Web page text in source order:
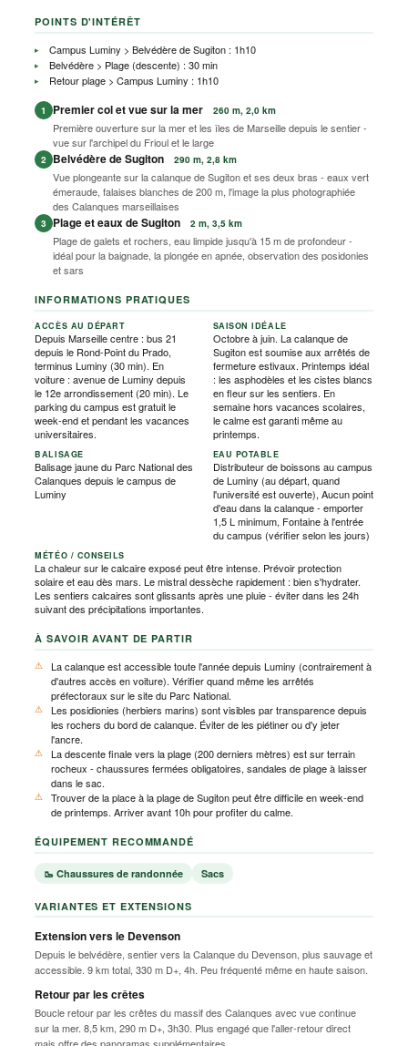
POINTS D'INTÉRÊT
Campus Luminy > Belvédère de Sugiton : 1h10
Belvédère > Plage (descente) : 30 min
Retour plage > Campus Luminy : 1h10
1 Premier col et vue sur la mer 260 m, 2,0 km
Première ouverture sur la mer et les îles de Marseille depuis le sentier -
vue sur l'archipel du Frioul et le large
2 Belvédère de Sugiton 290 m, 2,8 km
Vue plongeante sur la calanque de Sugiton et ses deux bras - eaux vert
émeraude, falaises blanches de 200 m, l'image la plus photographiée
des Calanques marseillaises
3 Plage et eaux de Sugiton 2 m, 3,5 km
Plage de galets et rochers, eau limpide jusqu'à 15 m de profondeur -
idéal pour la baignade, la plongée en apnée, observation des posidonies
et sars
INFORMATIONS PRATIQUES
ACCÈS AU DÉPART
Depuis Marseille centre : bus 21
depuis le Rond-Point du Prado,
terminus Luminy (30 min). En
voiture : avenue de Luminy depuis
le 12e arrondissement (20 min). Le
parking du campus est gratuit le
week-end et pendant les vacances
universitaires.
SAISON IDÉALE
Octobre à juin. La calanque de
Sugiton est soumise aux arrêtés de
fermeture estivaux. Printemps idéal
: les asphodèles et les cistes blancs
en fleur sur les sentiers. En
semaine hors vacances scolaires,
le calme est garanti même au
printemps.
BALISAGE
Balisage jaune du Parc National des
Calanques depuis le campus de
Luminy
EAU POTABLE
Distributeur de boissons au campus
de Luminy (au départ, quand
l'université est ouverte), Aucun point
d'eau dans la calanque - emporter
1,5 L minimum, Fontaine à l'entrée
du campus (vérifier selon les jours)
MÉTÉO / CONSEILS
La chaleur sur le calcaire exposé peut être intense. Prévoir protection
solaire et eau dès mars. Le mistral dessèche rapidement : bien s'hydrater.
Les sentiers calcaires sont glissants après une pluie - éviter dans les 24h
suivant des précipitations importantes.
À SAVOIR AVANT DE PARTIR
La calanque est accessible toute l'année depuis Luminy (contrairement à
d'autres accès en voiture). Vérifier quand même les arrêtés
préfectoraux sur le site du Parc National.
Les posidionies (herbiers marins) sont visibles par transparence depuis
les rochers du bord de calanque. Éviter de les piétiner ou d'y jeter
l'ancre.
La descente finale vers la plage (200 derniers mètres) est sur terrain
rocheux - chaussures fermées obligatoires, sandales de plage à laisser
dans le sac.
Trouver de la place à la plage de Sugiton peut être difficile en week-end
de printemps. Arriver avant 10h pour profiter du calme.
ÉQUIPEMENT RECOMMANDÉ
🥾 Chaussures de randonnée Sacs
VARIANTES ET EXTENSIONS
Extension vers le Devenson
Depuis le belvédère, sentier vers la Calanque du Devenson, plus sauvage et
accessible. 9 km total, 330 m D+, 4h. Peu fréquenté même en haute saison.
Retour par les crêtes
Boucle retour par les crêtes du massif des Calanques avec vue continue
sur la mer. 8,5 km, 290 m D+, 3h30. Plus engagé que l'aller-retour direct
mais offre des panoramas supplémentaires.